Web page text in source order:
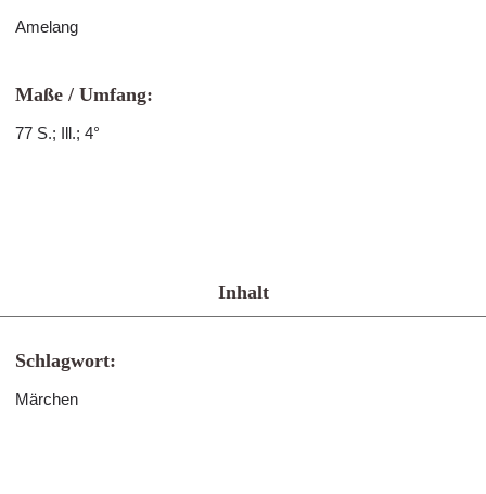
Amelang
Maße / Umfang:
77 S.; Ill.; 4°
Inhalt
Schlagwort:
Märchen